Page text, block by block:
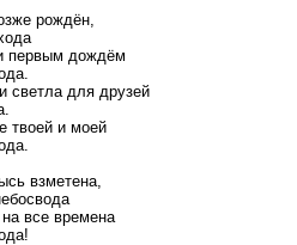
рождён,
первым дождём
светла для друзей
твоей и моей
взметена,
все времена